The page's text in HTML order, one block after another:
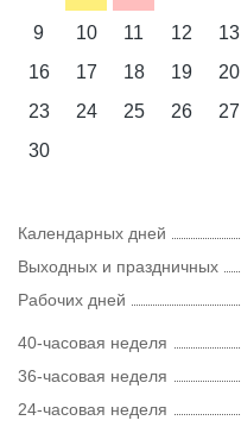
9
10 11 12 13
16
17 18 19 20
23
24 25 26 27
30
Календарных дней
Выходных и праздничных
Рабочих дней
40-часовая неделя
36-часовая неделя
24-часовая неделя